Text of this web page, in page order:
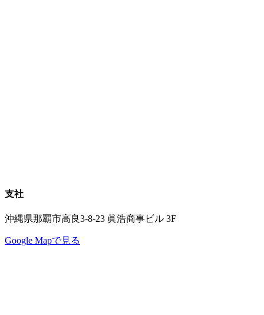
支社
沖縄県那覇市高良3-8-23 眞浩商事ビル 3F
Google Mapで見る